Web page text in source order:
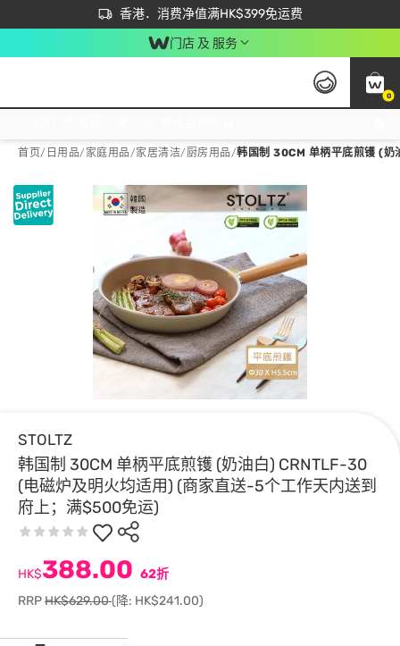
香港．消费净值满HK$399免运费
立即成为易赏钱会员尽享独家优惠
首次APP下单买满$450 输入 NEWAPP 即减$50
门店 及 服务
0
首页/ 日用品/ 家庭用品/家居清洁/厨房用品/韩国制 30CM 单柄平底煎镬 (
STOLTZ
韩国制 30CM 单柄平底煎镬 (奶油白) CRNTLF-30
(电磁炉及明火均适用) (商家直送-5个工作天内送到
府上；满$500免运)
HK$388.00 62折
RRPHK$629.00(降: HK$241.00)